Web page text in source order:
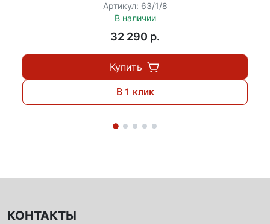
Артикул: 63/1/8
В наличии
32 290 p.
Купить
В 1 клик
КОНТАКТЫ